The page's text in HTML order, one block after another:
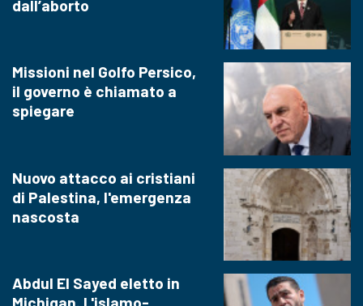
dall’aborto
Missioni nel Golfo Persico,
il governo è chiamato a
spiegare
Nuovo attacco ai cristiani
di Palestina, l'emergenza
nascosta
Abdul El Sayed eletto in